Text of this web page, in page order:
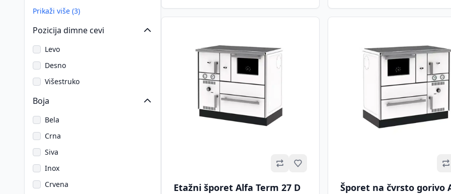
Prikaži više (3)
Pozicija dimne cevi
Levo
Desno
Višestruko
Boja
Bela
Crna
Siva
Inox
Crvena
Omiljeno
Etažni šporet Alfa Term 27 D
Šporet na čvrsto gorivo